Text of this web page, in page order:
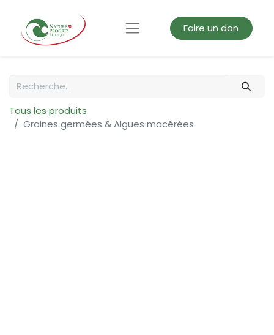
Faire un don
Tous les produits
Graines germées & Algues macérées